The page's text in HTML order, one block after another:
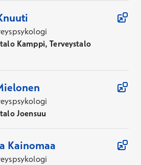
Kamppi, Terveystalo
Joensuu
Kainomaa